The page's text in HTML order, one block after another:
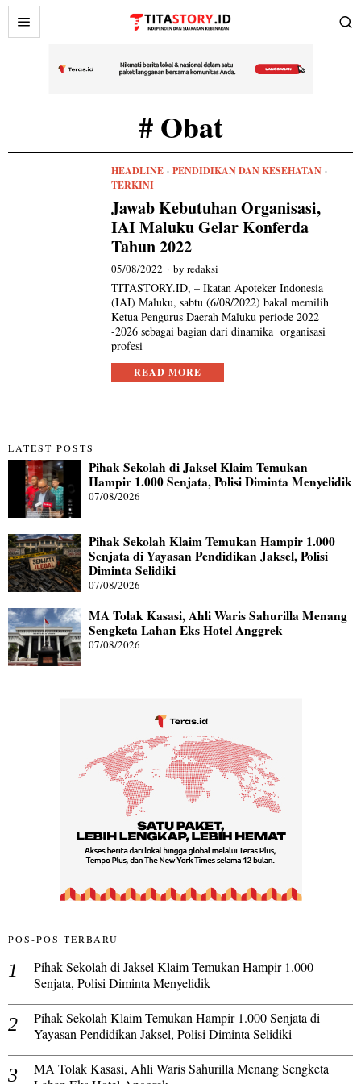
# Obat
HEADLINE · PENDIDIKAN DAN KESEHATAN ·
TERKINI
Jawab Kebutuhan Organisasi,
IAI Maluku Gelar Konferda
Tahun 2022
05/08/2022 byredaksi
TITASTORY.ID, – Ikatan Apoteker Indonesia
(IAI) Maluku, sabtu (6/08/2022) bakal memilih
Ketua Pengurus Daerah Maluku periode 2022
-2026 sebagai bagian dari dinamika organisasi
profesi
READ MORE
LATEST POSTS
Pihak Sekolah di Jaksel Klaim Temukan
Hampir 1.000 Senjata, Polisi Diminta Menyelidik
07/08/2026
Pihak Sekolah Klaim Temukan Hampir 1.000
Senjata di Yayasan Pendidikan Jaksel, Polisi
Diminta Selidiki
07/08/2026
MA Tolak Kasasi, Ahli Waris Sahurilla Menang
Sengketa Lahan Eks Hotel Anggrek
07/08/2026
POS-POS TERBARU
Pihak Sekolah di Jaksel Klaim Temukan Hampir 1.000
Senjata, Polisi Diminta Menyelidik
Pihak Sekolah Klaim Temukan Hampir 1.000 Senjata di
Yayasan Pendidikan Jaksel, Polisi Diminta Selidiki
MA Tolak Kasasi, Ahli Waris Sahurilla Menang Sengketa